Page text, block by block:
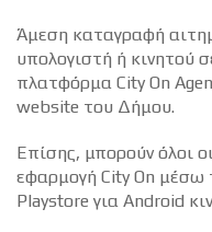
Άμεση καταγραφή
υπολογιστή ή κινητού
πλατφόρμα City On
website του Δήμου.
Επίσης, μπορούν όλοι
εφαρμογή City On μέσω
Playstore για Android